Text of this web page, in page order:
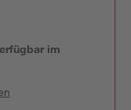
im